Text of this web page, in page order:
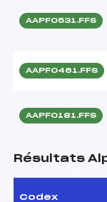
AAPF0531.FFS
AAPF0461.FFS
AAPF0181.FFS
Résultats
Codex